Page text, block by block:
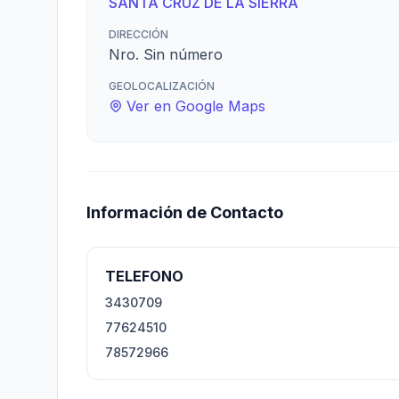
DIRECCIÓN
Nro. Sin número
GEOLOCALIZACIÓN
Ver en Google Maps
Información de Contacto
TELEFONO
3430709
77624510
78572966